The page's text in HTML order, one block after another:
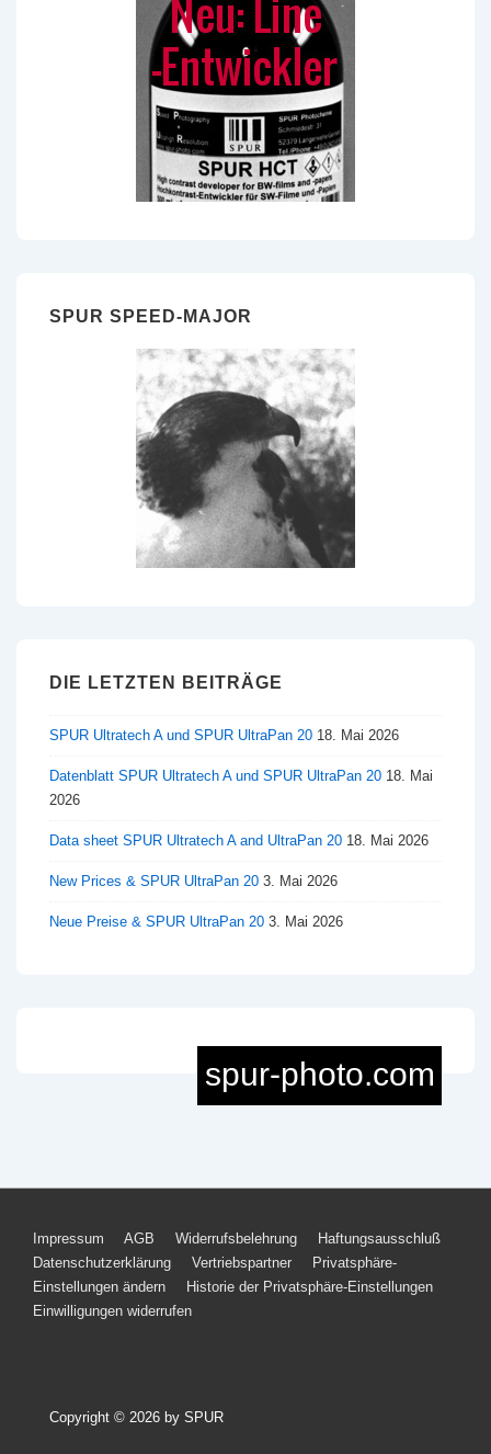
SPUR SPEED-MAJOR
DIE LETZTEN BEITRÄGE
SPUR Ultratech A und SPUR UltraPan 20 18. Mai 2026
Datenblatt SPUR Ultratech A und SPUR UltraPan 20 18. Mai
2026
Data sheet SPUR Ultratech A and UltraPan 20 18. Mai 2026
New Prices & SPUR UltraPan 20 3. Mai 2026
Neue Preise & SPUR UltraPan 20 3. Mai 2026
Footer-
Menü
Impressum AGB Widerrufsbelehrung
Haftungsausschluß
Datenschutzerklärung
Vertriebspartner
Privatsphäre-
Einstellungen ändern
Historie der Privatsphäre-Einstellungen
Einwilligungen widerrufen
Copyright © 2026 by SPUR